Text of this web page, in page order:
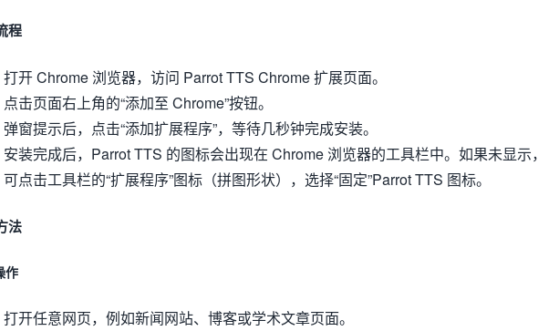
程
打开 Chrome 浏览器，访问 Parrot TTS Chrome 扩展页面。
点击页面右上角的“添加至 Chrome”按钮。
弹窗提示后，点击“添加扩展程序”，等待几秒钟完成安装。
安装完成后，Parrot TTS 的图标会出现在 Chrome 浏览器的工具栏中。如果未显示，
可点击工具栏的“扩展程序”图标（拼图形状），选择“固定”Parrot TTS 图标。
法
作
打开任意网页，例如新闻网站、博客或学术文章页面。